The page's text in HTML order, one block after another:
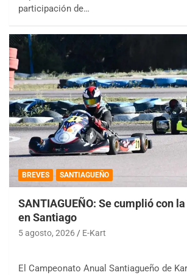
participación de…
BREVES SANTIAGUEÑO
SANTIAGUEÑO: Se cumplió con
en Santiago
5 agosto, 2026 E-Kart
El Campeonato Anual Santiagueño de